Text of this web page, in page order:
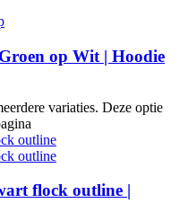
op Wit | Hoodie
variaties. Deze optie
flock outline |